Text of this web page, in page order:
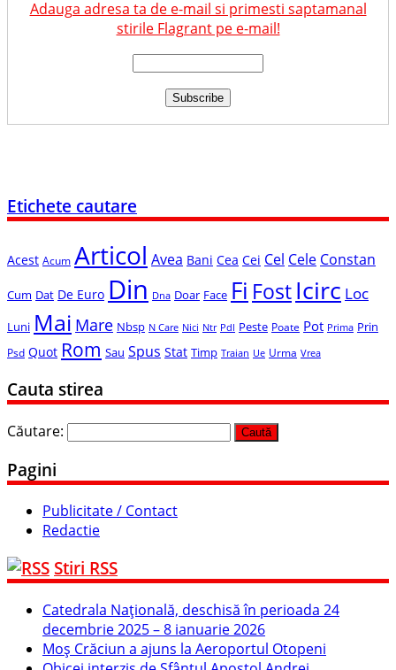
Adauga adresa ta de e-mail si primesti saptamanal
stirile Flagrant pe e-mail!
Etichete cautare
Acest Acum Articol Avea Bani Cea Cei Cel Cele Constan
Cum Dat De Euro Din Dna Doar Face Fi FostIcirc Loc
Luni Mai Mare Nbsp N Care Nici Ntr Pdl Peste Poate Pot Prima Prin
Psd Quot Rom Sau Spus Stat Timp Traian Ue Urma Vrea
Cauta stirea
Căutare:
Pagini
Publicitate / Contact
Redactie
Stiri RSS
Catedrala Naţională, deschisă în perioada 24
decembrie 2025 – 8 ianuarie 2026
Moș Crăciun a ajuns la Aeroportul Otopeni